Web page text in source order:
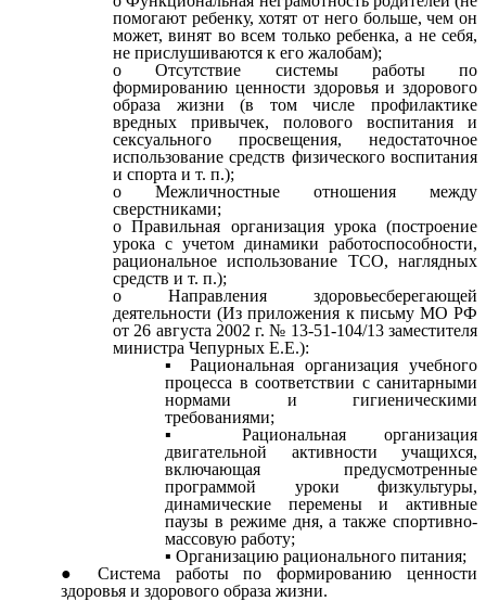
помогают ребенку, хотят от него больше, чем он
может, винят во всем только ребенка, а не себя,
не прислушиваются к его жалобам);
Отсутствие системы работы по
формированию ценности здоровья и здорового
образа жизни (в том числе профилактике
вредных привычек, полового воспитания и
сексуального просвещения, недостаточное
использование средств физического воспитания
и спорта и т. п.);
Межличностные отношения между
сверстниками;
Правильная организация урока (построение
урока с учетом динамики работоспособности,
рациональное использование ТСО, наглядных
средств и т. п.);
Направления здоровьесберегающей
деятельности (Из приложения к письму МО РФ
от 26 августа 2002 г. № 13-51-104/13 заместителя
министра Чепурных Е.Е.):
Рациональная организация учебного
процесса в соответствии с санитарными
нормами и гигиеническими
требованиями;
Рациональная организация
двигательной активности учащихся,
включающая предусмотренные
программой уроки физкультуры,
динамические перемены и активные
паузы в режиме дня, а также спортивно-
массовую работу;
Организацию рационального питания;
Система работы по формированию ценности
здоровья и здорового образа жизни.